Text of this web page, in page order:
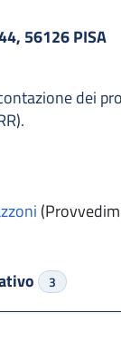
56126 PISA
dei
3